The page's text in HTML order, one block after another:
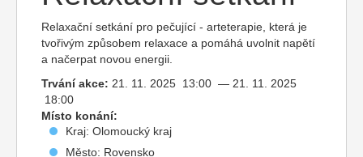
Relaxační setkání pro pečující - arteterapie, která je
tvořivým způsobem relaxace a pomáhá uvolnit napětí
a načerpat novou energii.
Trvání akce: 21. 11. 2025 13:00 — 21. 11. 2025
18:00
Místo konání:
Kraj: Olomoucký kraj
Město: Rovensko